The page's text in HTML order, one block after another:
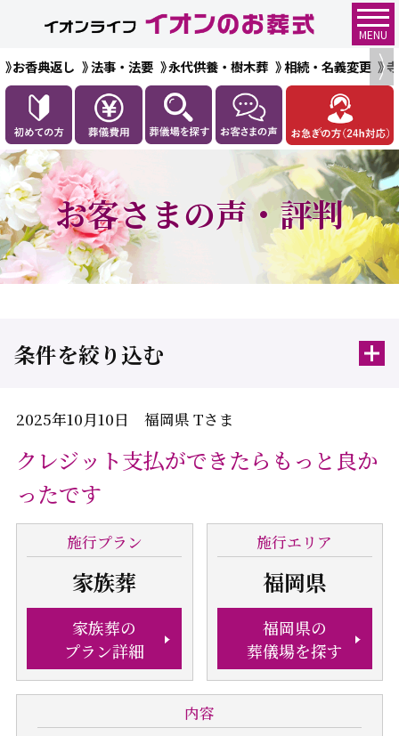
MENU
お香典返し 法事・法要 永代供養・樹木葬 相続・名義変更
お客さまの声・評判
条件を絞り込む
2025年10月10日 福岡県 Tさま
クレジット支払ができたらもっと良か
ったです
施行プラン
家族葬
家族葬の
プラン詳細
施行エリア
福岡県
福岡県の
葬儀場を探す
内容